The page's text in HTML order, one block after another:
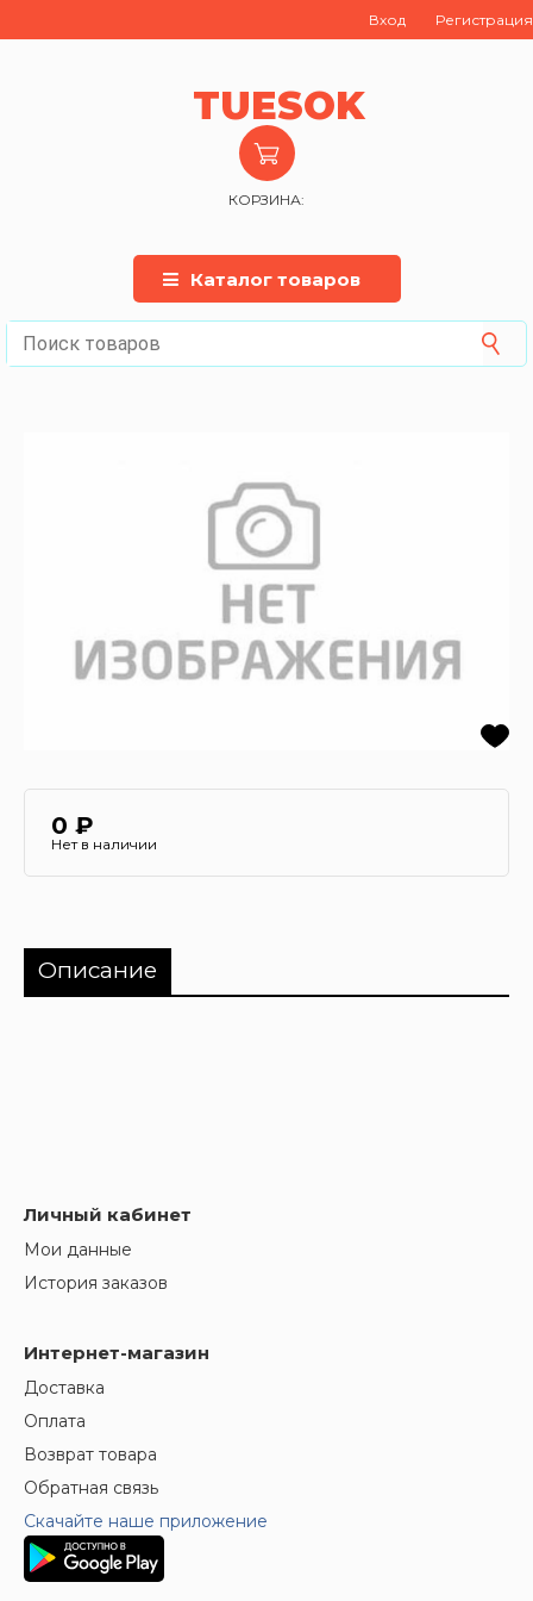
Вход Регистрация
TUESOK
КОРЗИНА:
Каталог товаров
0 ₽
Нет в наличии
Описание
Личный кабинет
Мои данные
История заказов
Интернет-магазин
Доставка
Оплата
Возврат товара
Обратная связь
Скачайте наше приложение